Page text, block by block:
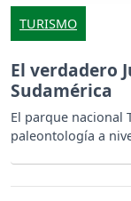
TURISMO
El verdadero
Sudamérica
El parque nacional
paleontología a